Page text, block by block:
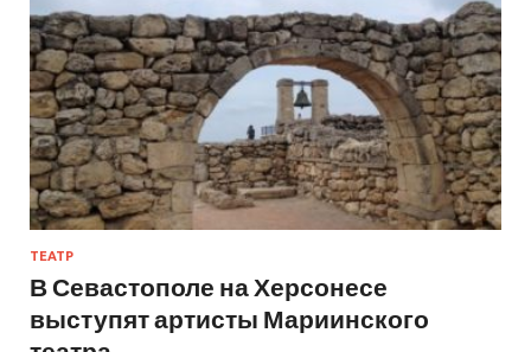
ТЕАТР
В Севастополе на Херсонесе
выступят артисты Мариинского